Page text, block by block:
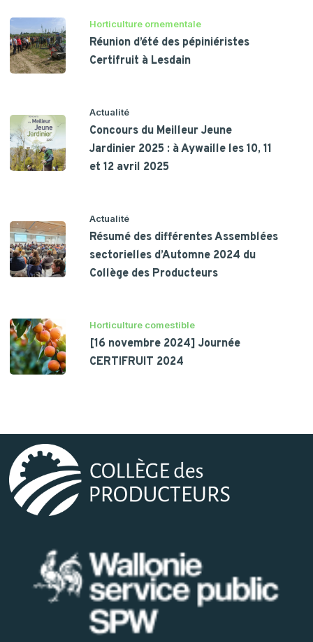
Horticulture ornementale
Réunion d’été des pépiniéristes
Certifruit à Lesdain
Actualité
Concours du Meilleur Jeune
Jardinier 2025 : à Aywaille les 10, 11
et 12 avril 2025
Actualité
Résumé des différentes Assemblées
sectorielles d’Automne 2024 du
Collège des Producteurs
Horticulture comestible
[16 novembre 2024] Journée
CERTIFRUIT 2024